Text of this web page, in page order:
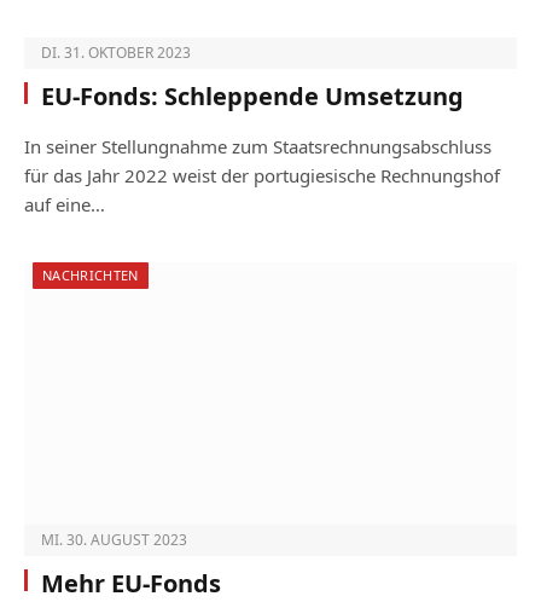
DI. 31. OKTOBER 2023
EU-Fonds: Schleppende Umsetzung
In seiner Stellungnahme zum Staatsrechnungsabschluss
für das Jahr 2022 weist der portugiesische Rechnungshof
auf eine…
NACHRICHTEN
MI. 30. AUGUST 2023
Mehr EU-Fonds